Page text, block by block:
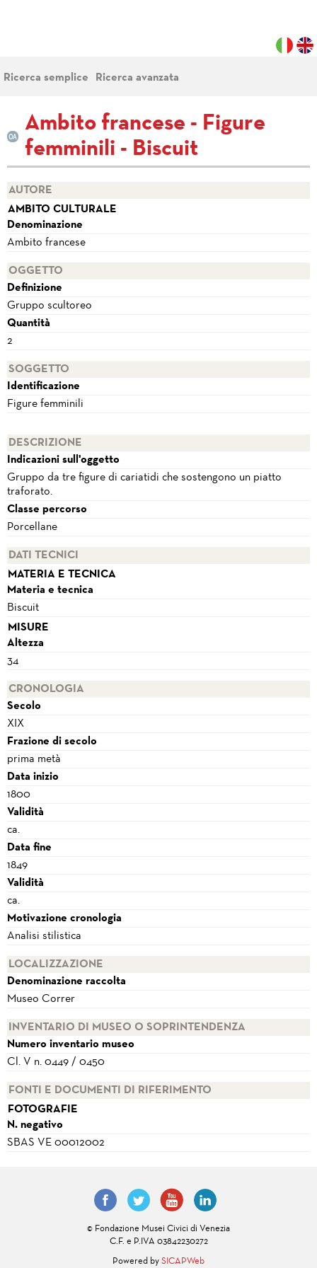
Ricerca semplice Ricerca avanzata
Ambito francese - Figure
femminili - Biscuit
AUTORE
AMBITO CULTURALE
Denominazione
Ambito francese
OGGETTO
Definizione
Gruppo scultoreo
Quantità
2
SOGGETTO
Identificazione
Figure femminili
DESCRIZIONE
Indicazioni sull'oggetto
Gruppo da tre figure di cariatidi che sostengono un piatto
traforato.
Classe percorso
Porcellane
DATI TECNICI
MATERIA E TECNICA
Materia e tecnica
Biscuit
MISURE
Altezza
34
CRONOLOGIA
Secolo
XIX
Frazione di secolo
prima metà
Data inizio
1800
Validità
ca.
Data fine
1849
Validità
ca.
Motivazione cronologia
Analisi stilistica
LOCALIZZAZIONE
Denominazione raccolta
Museo Correr
INVENTARIO DI MUSEO O SOPRINTENDENZA
Numero inventario museo
Cl. V n. 0449 / 0450
FONTI E DOCUMENTI DI RIFERIMENTO
FOTOGRAFIE
N. negativo
SBAS VE 00012002
© Fondazione Musei Civici di Venezia
C.F. e P.IVA 03842230272
Powered by SICAPWeb